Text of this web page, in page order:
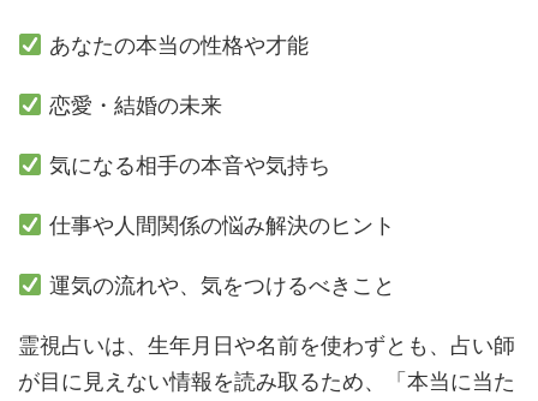
あなたの本当の性格や才能
恋愛・結婚の未来
気になる相手の本音や気持ち
仕事や人間関係の悩み解決のヒント
運気の流れや、気をつけるべきこと
霊視占いは、生年月日や名前を使わずとも、占い師
が目に見えない情報を読み取るため、「本当に当た